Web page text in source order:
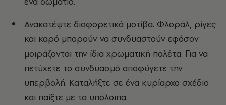
Ανακατέψτε διαφορετικά μοτίβα. Φλοράλ, ρίγες
και καρό μπορούν να συνδυαστούν εφόσον
μοιράζονται την ίδια χρωματική παλέτα. Για να
πετύχετε το συνδυασμό αποφύγετε την
υπερβολή. Καταλήξτε σε ένα κυρίαρχο σχέδιο
και παίξτε με τα υπόλοιπα.